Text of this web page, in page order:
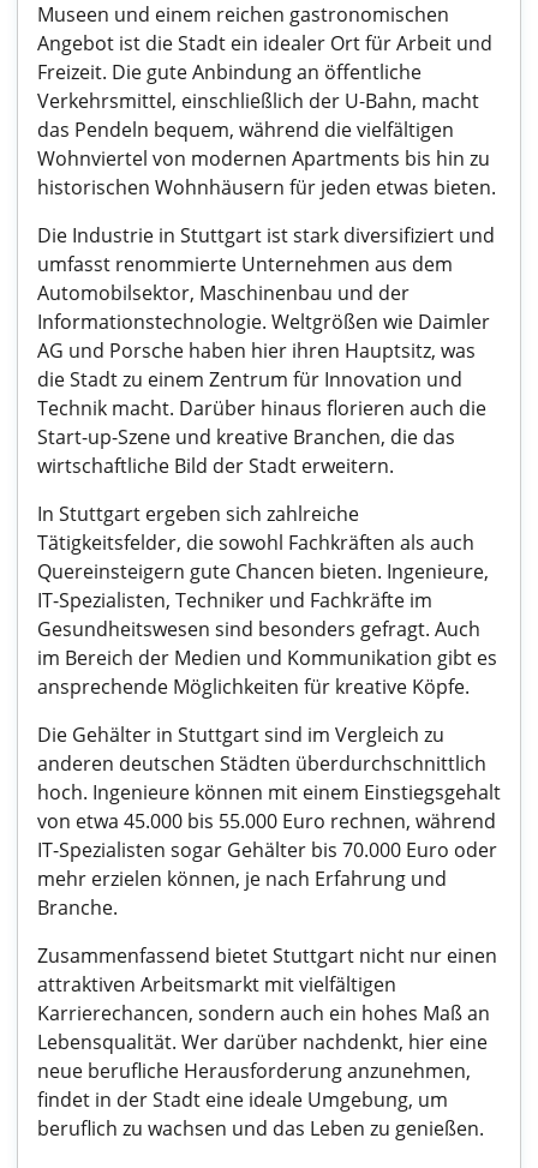
Museen und einem reichen gastronomischen
Angebot ist die Stadt ein idealer Ort für Arbeit und
Freizeit. Die gute Anbindung an öffentliche
Verkehrsmittel, einschließlich der U-Bahn, macht
das Pendeln bequem, während die vielfältigen
Wohnviertel von modernen Apartments bis hin zu
historischen Wohnhäusern für jeden etwas bieten.
Die Industrie in Stuttgart ist stark diversifiziert und
umfasst renommierte Unternehmen aus dem
Automobilsektor, Maschinenbau und der
Informationstechnologie. Weltgrößen wie Daimler
AG und Porsche haben hier ihren Hauptsitz, was
die Stadt zu einem Zentrum für Innovation und
Technik macht. Darüber hinaus florieren auch die
Start-up-Szene und kreative Branchen, die das
wirtschaftliche Bild der Stadt erweitern.
In Stuttgart ergeben sich zahlreiche
Tätigkeitsfelder, die sowohl Fachkräften als auch
Quereinsteigern gute Chancen bieten. Ingenieure,
IT-Spezialisten, Techniker und Fachkräfte im
Gesundheitswesen sind besonders gefragt. Auch
im Bereich der Medien und Kommunikation gibt es
ansprechende Möglichkeiten für kreative Köpfe.
Die Gehälter in Stuttgart sind im Vergleich zu
anderen deutschen Städten überdurchschnittlich
hoch. Ingenieure können mit einem Einstiegsgehalt
von etwa 45.000 bis 55.000 Euro rechnen, während
IT-Spezialisten sogar Gehälter bis 70.000 Euro oder
mehr erzielen können, je nach Erfahrung und
Branche.
Zusammenfassend bietet Stuttgart nicht nur einen
attraktiven Arbeitsmarkt mit vielfältigen
Karrierechancen, sondern auch ein hohes Maß an
Lebensqualität. Wer darüber nachdenkt, hier eine
neue berufliche Herausforderung anzunehmen,
findet in der Stadt eine ideale Umgebung, um
beruflich zu wachsen und das Leben zu genießen.